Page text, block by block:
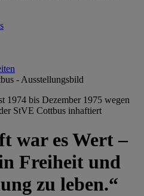
1974 bis Dezember 1975 wegen
StVE Cottbus inhaftiert
war es Wert –
Freiheit und
zu leben.“